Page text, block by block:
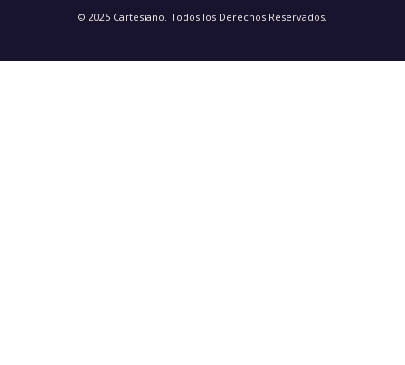
© 2025 Cartesiano. Todos los Derechos Reservados.